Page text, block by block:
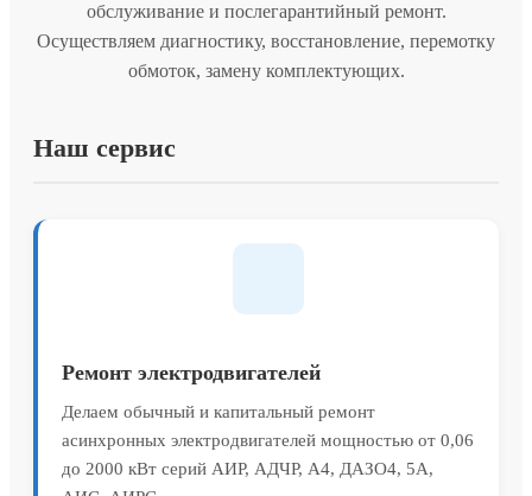
обслуживание и послегарантийный ремонт.
Осуществляем диагностику, восстановление, перемотку
обмоток, замену комплектующих.
Наш сервис
Ремонт электродвигателей
Делаем обычный и капитальный ремонт
асинхронных электродвигателей мощностью от 0,06
до 2000 кВт серий АИР, АДЧР, А4, ДАЗО4, 5А,